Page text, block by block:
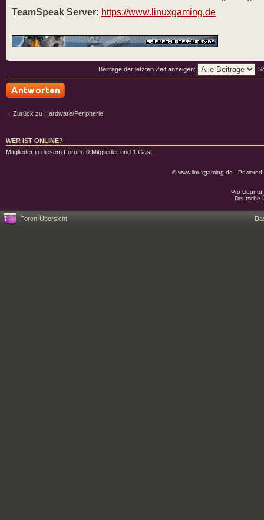
TeamSpeak Server: https://www.linuxgaming.de
Beiträge der letzten Zeit anzeigen:
Zurück zu Hardware/Peripherie
WER IST ONLINE?
Mitglieder in diesem Forum: 0 Mitglieder und 1 Gast
© www.linuxgaming.de -
Pro
Deutsche
Foren-Übersicht